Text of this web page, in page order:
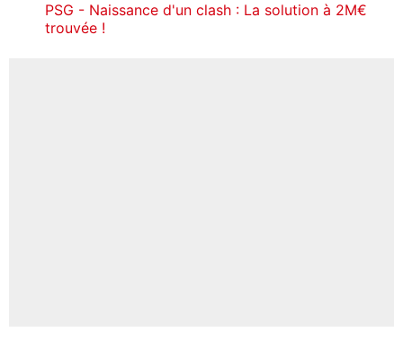
PSG - Naissance d'un clash : La solution à 2M€
trouvée !